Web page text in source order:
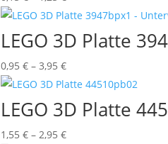
0,15 €
bis
1,25 €
LEGO 3D Platte
0,95 € – 3,95 €Preisspanne:
0,95 €
bis
3,95 €
LEGO 3D Platte
1,55 € – 2,95 €Preisspanne: